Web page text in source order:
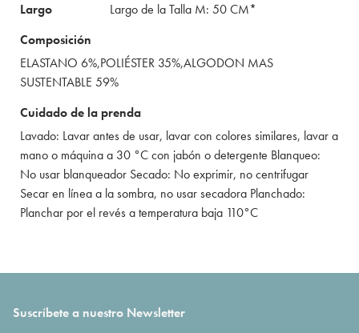
Largo
Largo de la Talla M: 50 CM*
Composición
ELASTANO 6%,POLIÉSTER 35%,ALGODON MAS
SUSTENTABLE 59%
Cuidado de la prenda
Lavado: Lavar antes de usar, lavar con colores similares, lavar a
mano o máquina a 30 °C con jabón o detergente Blanqueo:
No usar blanqueador Secado: No exprimir, no centrifugar
Secar en línea a la sombra, no usar secadora Planchado:
Planchar por el revés a temperatura baja 110°C
Suscríbete a nuestro Newsletter